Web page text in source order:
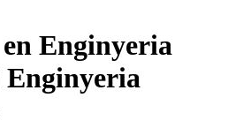
Enginyeria
Enginyeria